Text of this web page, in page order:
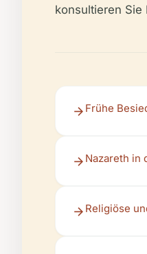
konsultieren Sie
Frühe
Nazareth in
Religiöse